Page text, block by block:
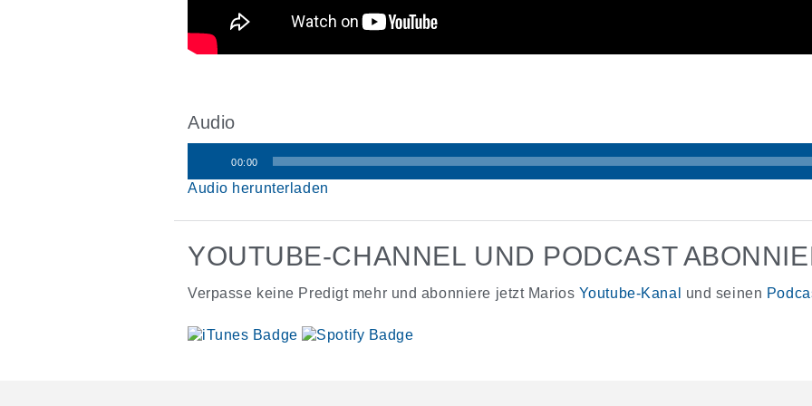
Audio
Audio-
00:00
Audio herunterladen
YOUTUBE-CHANNEL UND PODCAST
Verpasse keine Predigt mehr und abonniere jetzt Marios Youtube-Kanal und seinen